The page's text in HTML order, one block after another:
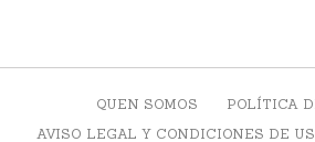
QUEN SOMOS
POLÍTICA
AVISO LEGAL Y CONDICIONES DE